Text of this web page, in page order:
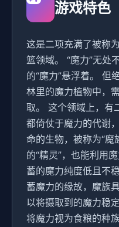
游戏特色
这是二项充满了被称
篮领域。 “魔力”无处
的“魔力”悬浮着。 但
林里的魔力植物中，
取。 这个领域上，有
都倚仗于魔力的代谢
命的生物，被称为“魔
的“精灵”，也能利用
蓄的魔力纯度低且不
蓄魔力的缘故，魔族
以将摄取到的魔力稳
将魔力视为食粮的种